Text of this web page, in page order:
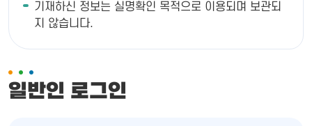
기재하신 정보는 실명확인 목적으로 이용되며 보관되
지 않습니다.
일반인 로그인